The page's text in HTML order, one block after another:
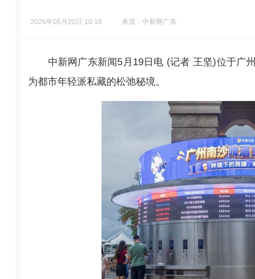
2026年05月20日 10:18 来源：中新网广东
中新网广东新闻5月19日电 (记者 王坚)位于广
为都市年轻派私藏的松弛秘境。